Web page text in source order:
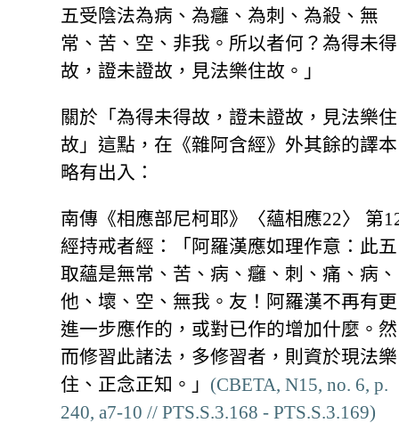
五受陰法為病、為癰、為刺、為殺、無
常、苦、空、非我。所以者何？為得未得
故，證未證故，見法樂住故。」
關於「為得未得故，證未證故，見法樂住
故」這點，在《雜阿含經》外其餘的譯本
略有出入：
南傳《相應部尼柯耶》〈蘊相應22〉 第
經持戒者經：「阿羅漢應如理作意：此五
取蘊是無常、苦、病、癰、刺、痛、病、
他、壞、空、無我。友！阿羅漢不再有更
進一步應作的，或對已作的增加什麼。然
而修習此諸法，多修習者，則資於現法樂
住、正念正知。」 (CBETA, N15, no. 6, p.
240, a7-10 // PTS.S.3.168 - PTS.S.3.169)